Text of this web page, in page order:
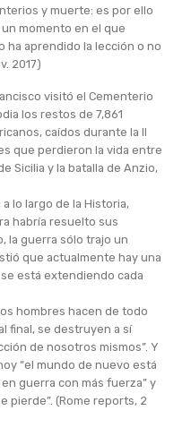
y muerte: es por ello
momento en el que
ha aprendido la lección o no
2017)
visitó el Cementerio
los restos de 7,861
caídos durante la II
que perdieron la vida entre
Sicilia y la batalla de Anzio,
lo largo de la Historia,
habría resuelto sus
la guerra sólo trajo un
que actualmente hay una
está extendiendo cada
hombres hacen de todo
final, se destruyen a sí
de nosotros mismos”. Y
“el mundo de nuevo está
guerra con más fuerza” y
pierde”. (Rome reports, 2